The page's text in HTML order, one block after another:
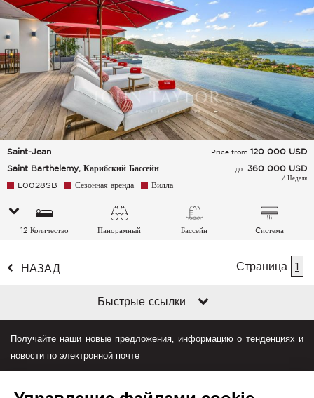
Saint-Jean
Saint Barthelemy, Карибский Бассейн
Price from 120 000 USD
до 360 000 USD
/ Неделя
L0028SB Сезонная аренда Вилла
12 Количество
Панорамный Бассейн
Cистема
воздуха
НАЗАД Страница 1
Быстрые ссылки
Получайте наши новые предложения, информацию о тенденциях и
новости по электронной почте